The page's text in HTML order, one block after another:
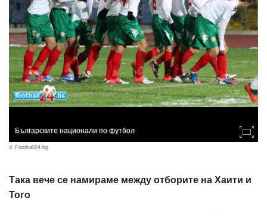
Българските национали по футбол
© Football24.bg
Така вече се намираме между отборите на Хаити и
Того